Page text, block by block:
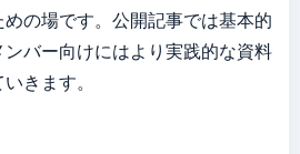
の場です。公開記事では基本的
バー向けにはより実践的な資料
きます。